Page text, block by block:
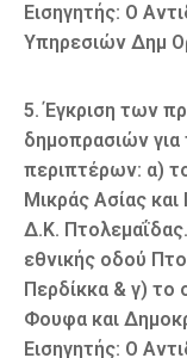
Εισηγητής: Ο
Υπηρεσιών Δημ
5. Έγκριση των
δημοπρασιών
περιπτέρων: α)
Μικράς Ασίας
Δ.Κ.
εθνικής οδού
Περδίκκα & γ) το
Φουφα και
Εισηγητής: Ο